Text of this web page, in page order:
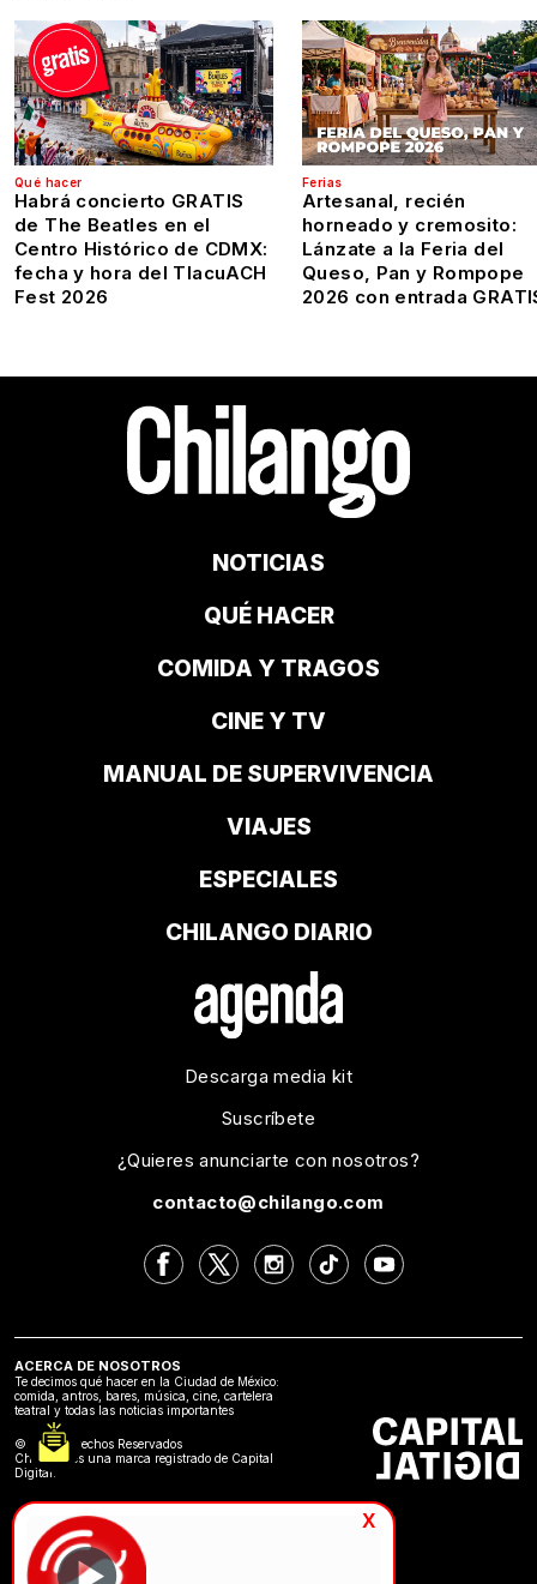
Qué hacer
Habrá concierto GRATIS
de The Beatles en el
Centro Histórico de CDMX:
fecha y hora del TlacuACH
Fest 2026
Ferias
Artesanal, recién
horneado y cremosito:
Lánzate a la Feria del
Queso, Pan y Rompope
2026 con entrada
NOTICIAS
QUÉ HACER
COMIDA Y TRAGOS
CINE Y TV
MANUAL DE SUPERVIVENCIA
VIAJES
ESPECIALES
CHILANGO DIARIO
Descarga media kit
Suscríbete
¿Quieres anunciarte con nosotros?
contacto@chilango.com
ACERCA DE NOSOTROS
Te decimos qué hacer en la Ciudad de México:
comida, antros, bares, música, cine, cartelera
teatral y todas las noticias importantes
©2024 Derechos Reservados
Chilango es una marca registrado de Capital
Digital.
x